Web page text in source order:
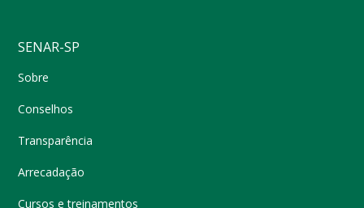
SENAR-SP
Sobre
Conselhos
Transparência
Arrecadação
Cursos e treinamentos